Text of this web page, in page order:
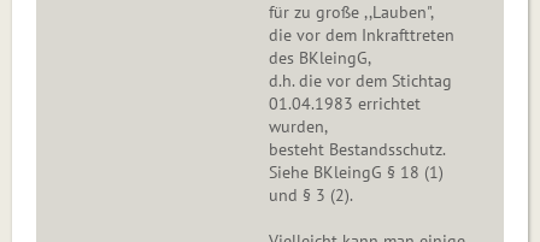
für zu große ,,Lauben",
die vor dem Inkrafttreten
des BKleingG,
d.h. die vor dem Stichtag
01.04.1983 errichtet
wurden,
besteht Bestandsschutz.
Siehe BKleingG § 18 (1)
und § 3 (2).